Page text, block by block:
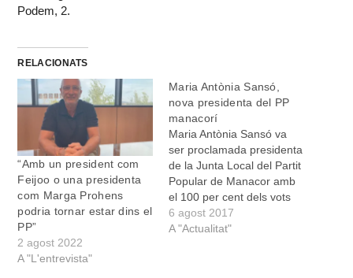
Podem, 2.
RELACIONATS
“Amb un president com
Feijoo o una presidenta
com Marga Prohens
podria tornar estar dins el
PP”
2 agost 2022
A "L'entrevista"
Maria Antònia Sansó,
nova presidenta del PP
manacorí
Maria Antònia Sansó va
ser proclamada presidenta
de la Junta Local del Partit
Popular de Manacor amb
el 100 per cent dels vots
favorables. Fins a 221
afiliats participaren en
6 agost 2017
A "Actualitat"